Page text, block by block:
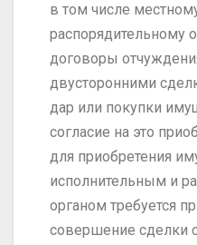
в том числе
распорядительному
договоры
двусторонними
дар или покупки
согласие на это
для приобретения
исполнительным и
органом требуется
совершение сделки